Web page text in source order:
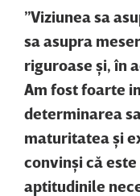
”Viziunea sa
sa asupra
riguroase şi, în
Am fost foarte
determinarea
maturitatea şi
convinşi că
aptitudinile